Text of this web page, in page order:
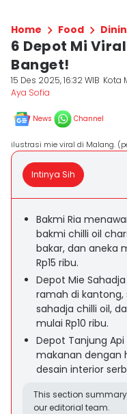
Home Food
6 Depot Mi
Banget!
15 Des 2025, 16:32 WIB Kota
Aya Sofia
News Channel
ilustrasi mie viral di Malang.
Intinya Sih
Bakmi Ria
bakmi chilli oil
bakar, dan aneka
Rp15 ribu.
Depot Mie
ramah di kantong,
sahadja chilli oil,
mulai Rp10 ribu.
Depot Tanjung
makanan dengan
desain interior
This section
our editorial team.